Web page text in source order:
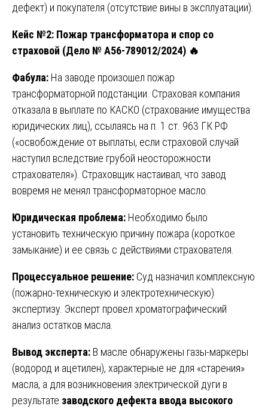
дефект) и покупателя (отсутствие вины в эксплуатации).
Кейс №2: Пожар трансформатора и спор со
страховой (Дело № А56-789012/2024) 🔥
Фабула: На заводе произошел пожар
трансформаторной подстанции. Страховая компания
отказала в выплате по КАСКО (страхование имущества
юридических лиц), ссылаясь на п. 1 ст. 963 ГК РФ
(«освобождение от выплаты, если страховой случай
наступил вследствие грубой неосторожности
страхователя»). Страховщик настаивал, что завод
вовремя не менял трансформаторное масло.
Юридическая проблема: Необходимо было
установить техническую причину пожара (короткое
замыкание) и ее связь с действиями страхователя.
Процессуальное решение: Суд назначил комплексную
(пожарно-техническую и электротехническую)
экспертизу. Эксперт провел хроматографический
анализ остатков масла.
Вывод эксперта: В масле обнаружены газы-маркеры
(водород и ацетилен), характерные не для «старения»
масла, а для возникновения электрической дуги в
результате заводского дефекта ввода высокого